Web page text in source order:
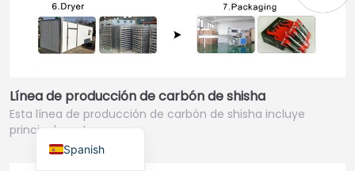
Línea de producción de carbón de shisha
Esta línea de producción de carbón de shisha incluye
principalmente un…
Spanish
English
Arabic
German
Portuguese